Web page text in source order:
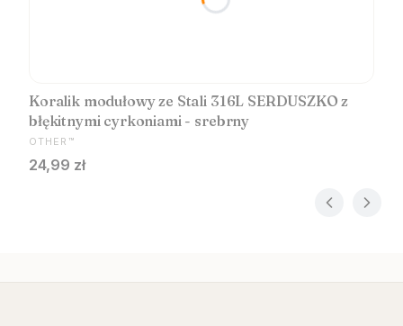
Koralik modułowy ze Stali 316L SERDUSZKO z
błękitnymi cyrkoniami - srebrny
PRODUCENT
OTHER™
Cena
24,99 zł